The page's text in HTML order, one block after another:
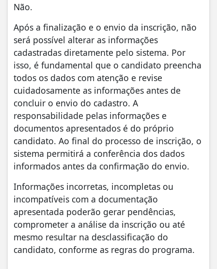
Não.
Após a finalização e o envio da inscrição, não
será possível alterar as informações
cadastradas diretamente pelo sistema. Por
isso, é fundamental que o candidato preencha
todos os dados com atenção e revise
cuidadosamente as informações antes de
concluir o envio do cadastro. A
responsabilidade pelas informações e
documentos apresentados é do próprio
candidato. Ao final do processo de inscrição, o
sistema permitirá a conferência dos dados
informados antes da confirmação do envio.
Informações incorretas, incompletas ou
incompatíveis com a documentação
apresentada poderão gerar pendências,
comprometer a análise da inscrição ou até
mesmo resultar na desclassificação do
candidato, conforme as regras do programa.